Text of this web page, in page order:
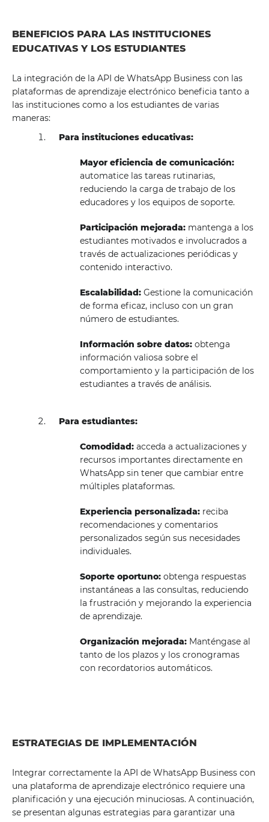
BENEFICIOS PARA LAS INSTITUCIONES
EDUCATIVAS Y LOS ESTUDIANTES
La integración de la API de WhatsApp Business con las
plataformas de aprendizaje electrónico beneficia tanto a
las instituciones como a los estudiantes de varias
maneras:
Para instituciones educativas:
Mayor eficiencia de comunicación:
automatice las tareas rutinarias,
reduciendo la carga de trabajo de los
educadores y los equipos de soporte.
Participación mejorada:mantenga a los
estudiantes motivados e involucrados a
través de actualizaciones periódicas y
contenido interactivo.
Escalabilidad:Gestione la comunicación
de forma eficaz, incluso con un gran
número de estudiantes.
Información sobre datos:obtenga
información valiosa sobre el
comportamiento y la participación de los
estudiantes a través de análisis.
Para estudiantes:
Comodidad:acceda a actualizaciones y
recursos importantes directamente en
WhatsApp sin tener que cambiar entre
múltiples plataformas.
Experiencia personalizada:reciba
recomendaciones y comentarios
personalizados según sus necesidades
individuales.
Soporte oportuno:obtenga respuestas
instantáneas a las consultas, reduciendo
la frustración y mejorando la experiencia
de aprendizaje.
Organización mejorada:Manténgase al
tanto de los plazos y los cronogramas
con recordatorios automáticos.
ESTRATEGIAS DE IMPLEMENTACIÓN
Integrar correctamente la API de WhatsApp Business con
una plataforma de aprendizaje electrónico requiere una
planificación y una ejecución minuciosas. A continuación,
se presentan algunas estrategias para garantizar una